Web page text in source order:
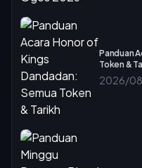
Panduan
Token &
2026/